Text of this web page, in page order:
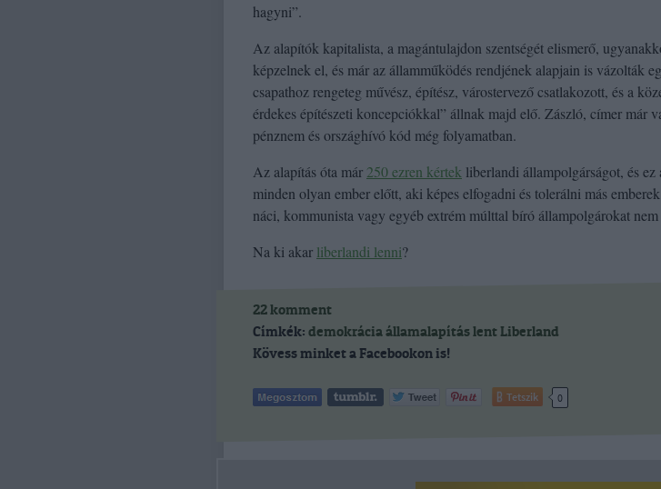
hagyni”.
Az alapítók kapitalista, a magántulajdon szentségét elismerő,
képzelnek el, és már az államműködés rendjének alapjain is vázolták
csapathoz rengeteg művész, építész, várostervező csatlakozott, és a
érdekes építészeti koncepciókkal” állnak majd elő. Zászló, címer már
pénznem és országhívó kód még folyamatban.
Az alapítás óta már 250 ezren kértek liberlandi állampolgárságot, és
minden olyan ember előtt, aki képes elfogadni és tolerálni más
náci, kommunista vagy egyéb extrém múlttal bíró állampolgárokat
Na ki akar liberlandi lenni?
22komment
Címkék: demokráciaállamalapításlent Liberland
Kövess minket a Facebookon is!
Tetszik 0